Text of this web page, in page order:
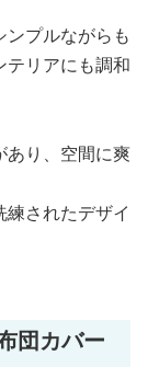
プルながらも
テリアにも調和
あり、空間に爽
されたデザイ
団カバー